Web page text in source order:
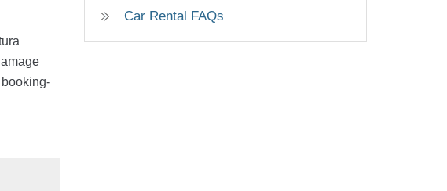
Car Rental FAQs